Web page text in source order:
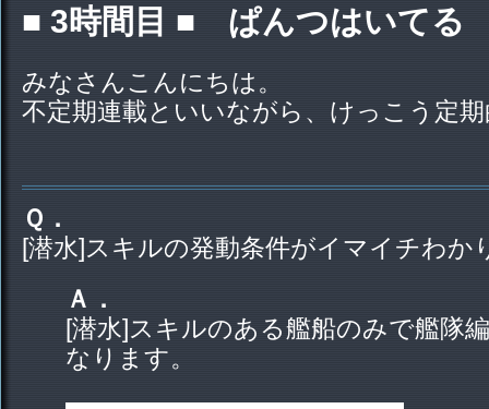
■ 3時間目 ■ ぱんつはいてる
みなさんこんにちは。
不定期連載といいながら、けっこう定
Ｑ．
[潜水]スキルの発動条件がイマイチわか
Ａ．
[潜水]スキルのある艦船のみで艦隊
なります。